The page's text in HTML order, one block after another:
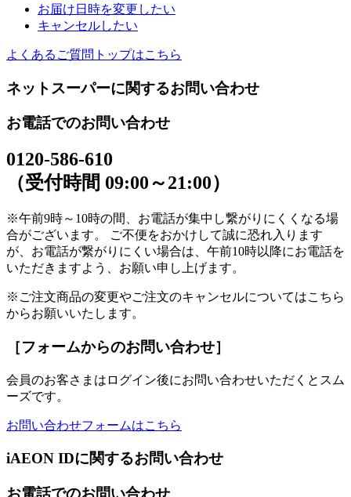
お届け日時を変更したい
キャンセルしたい
よくあるご質問トップはこちら
ネットスーパーに関するお問い合わせ
お電話でのお問い合わせ
0120-586-610
（受付時間 09:00～21:00）
※午前9時～10時の間、お電話が集中し繋がりにくくなる場
合がございます。 ご不便をおかけして誠に恐れ入ります
が、お電話が繋がりにくい場合は、午前10時以降にお電話を
いただきますよう、お願い申し上げます。
※ご注文商品の変更やご注文のキャンセルについてはこちら
からお願いいたします。
［フォームからのお問い合わせ］
会員のお客さまはログイン後にお問い合わせいただくとスム
ーズです。
お問い合わせフォームはこちら
iAEON IDに関するお問い合わせ
お電話でのお問い合わせ